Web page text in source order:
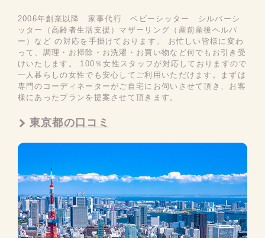
2006年創業以降 家事代行 ベビーシッター シルバーシ
ッター（高齢者生活支援）マザーリング（産前産後ヘルパ
ー）など の対応を手掛けております。 お忙しい皆様に変わ
って、調理・お掃除・お洗濯・お買い物など何でもお引き受
けいたします。 100％女性スタッフが対応しておりますので
一人暮らしの女性でも安心してご利用いただけます。まずは
専門のコーディネーターがご自宅にお伺いさせて頂き、お客
様にあったプランを提案させて頂きます。
東京都の口コミ